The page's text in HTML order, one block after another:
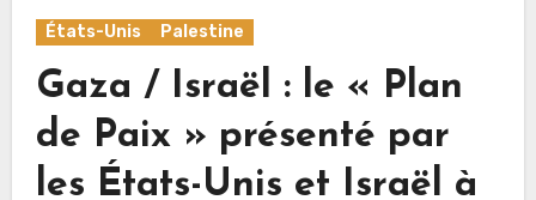
États-Unis Palestine
Gaza / Israël : le « Plan
de Paix » présenté par
les États-Unis et Israël à